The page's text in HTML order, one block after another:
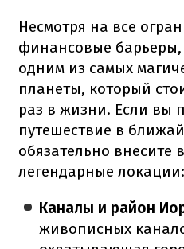
Несмотря на все
финансовые барьеры,
одним из самых
планеты, который
раз в жизни. Если вы
путешествие в
обязательно внесите
легендарные локации:
Каналы и район
живописных